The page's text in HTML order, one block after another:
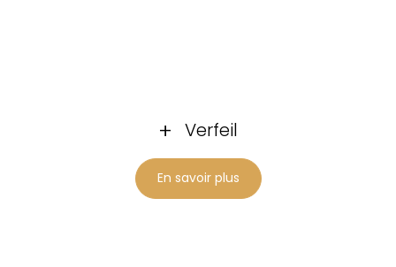
Verfeil
En savoir plus